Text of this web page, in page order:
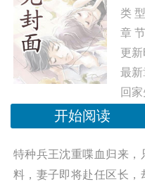
类 型
章
更
最新
回家
开始阅读
特种兵王沈重喋血归来
料，妻子即将赴任区长